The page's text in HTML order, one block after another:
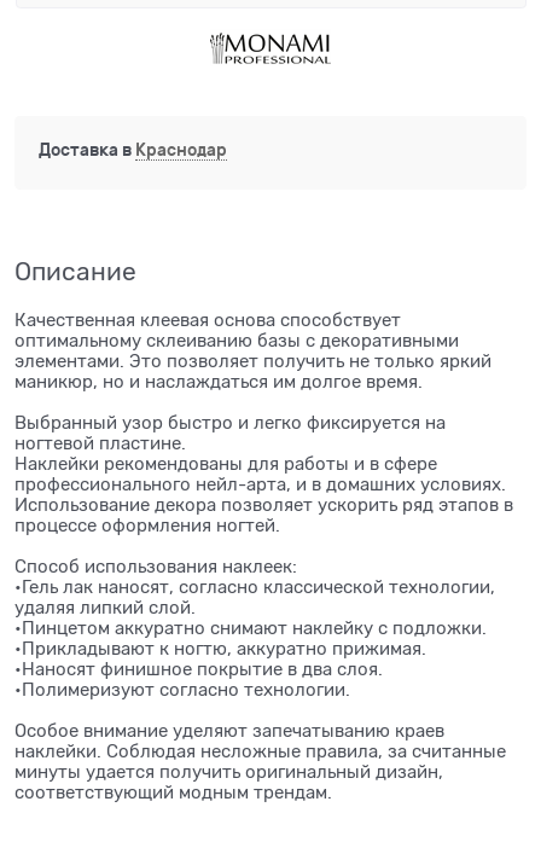
Доставка в Краснодар
Описание
Качественная клеевая основа способствует
оптимальному склеиванию базы с декоративными
элементами. Это позволяет получить не только яркий
маникюр, но и наслаждаться им долгое время.
Выбранный узор быстро и легко фиксируется на
ногтевой пластине.
Наклейки рекомендованы для работы и в сфере
профессионального нейл-арта, и в домашних условиях.
Использование декора позволяет ускорить ряд этапов в
процессе оформления ногтей.
Способ использования наклеек:
•Гель лак наносят, согласно классической технологии,
удаляя липкий слой.
•Пинцетом аккуратно снимают наклейку с подложки.
•Прикладывают к ногтю, аккуратно прижимая.
•Наносят финишное покрытие в два слоя.
•Полимеризуют согласно технологии.
Особое внимание уделяют запечатыванию краев
наклейки. Соблюдая несложные правила, за считанные
минуты удается получить оригинальный дизайн,
соответствующий модным трендам.